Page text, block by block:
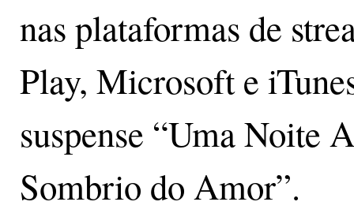
nas plataformas de
Play, Microsoft e
suspense “Uma Noite
Sombrio do Amor”.